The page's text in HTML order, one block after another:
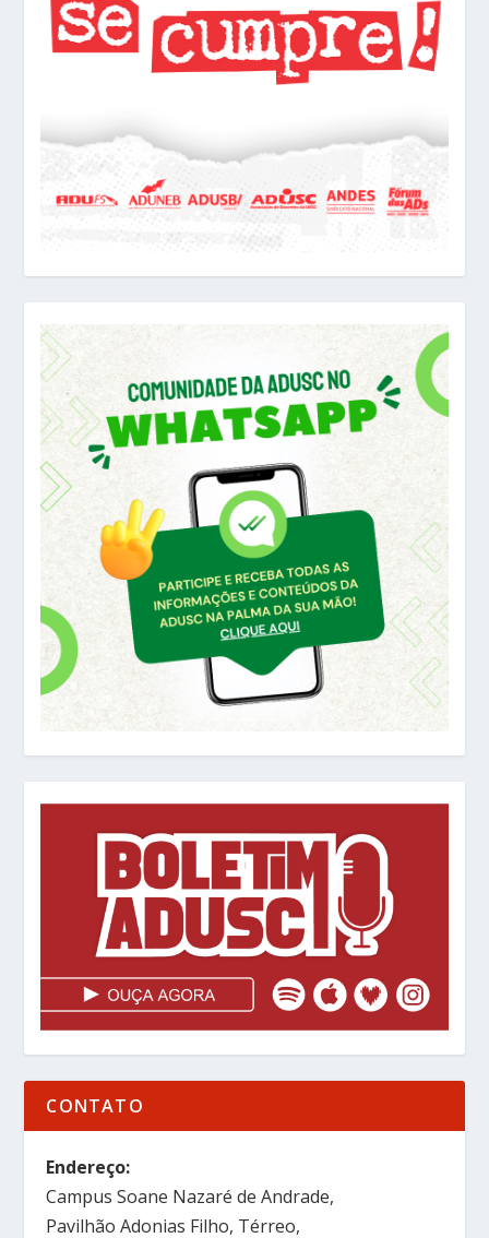
CONTATO
Endereço:
Campus Soane Nazaré de Andrade,
Pavilhão Adonias Filho, Térreo,